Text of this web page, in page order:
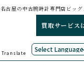
古屋の中古腕時計専門店ビッグ
買取サービス
Translate